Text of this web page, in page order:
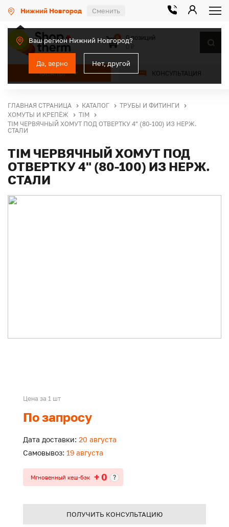
Нижний Новгород Сменить
Ваш регион Нижний Новгород?
Да, верно Нет, другой
КАТАЛОГ КОНСУЛЬТАЦИЯ
0
0 позиций
ГЛАВНАЯ СТРАНИЦА КАТАЛОГ
ТРУБЫ И ФИТИНГИ
ХОМУТЫ И КРЕПЁЖ
TIM
TIM ЧЕРВЯЧНЫЙ ХОМУТ ПОД ОТВЕРТКУ 4" (80-100) ИЗ НЕРЖ.
СТАЛИ
TIM ЧЕРВЯЧНЫЙ ХОМУТ ПОД
ОТВЕРТКУ 4" (80-100) ИЗ НЕРЖ.
СТАЛИ
Цена за 1 шт
По запросу
Дата доставки: 20 августа
Самовывоз: 19 августа
Мгновенный кеш-бэк + 0 ?
ПОЛУЧИТЬ КОНСУЛЬТАЦИЮ